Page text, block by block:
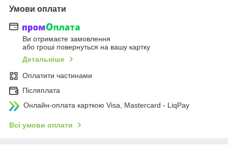
Умови оплати
Ви отримаєте замовлення
або гроші повернуться на вашу картку
Детальніше
Оплатити частинами
Післяплата
Онлайн-оплата карткою Visa, Mastercard - LiqPay
Всі умови оплати